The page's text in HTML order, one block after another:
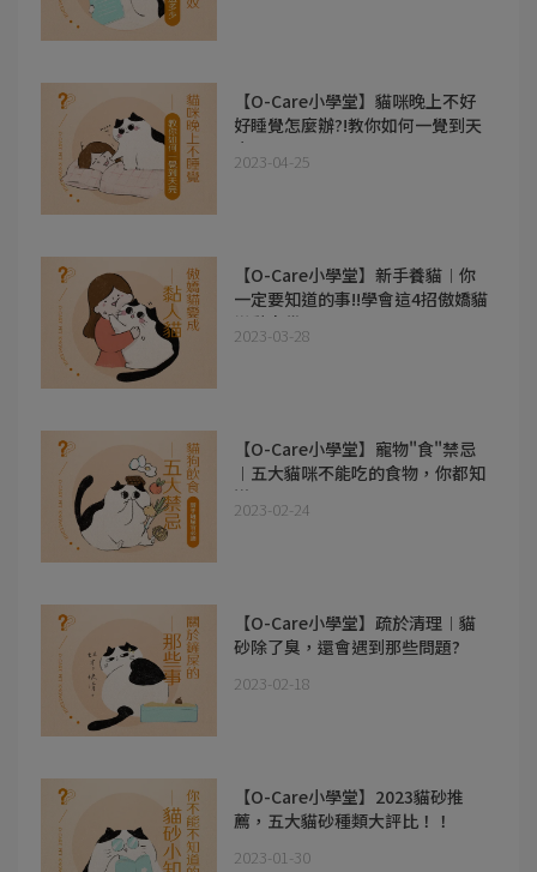
【O-Care小學堂】貓咪晚上不好
好睡覺怎麼辦?!教你如何一覺到天
亮!!
2023-04-25
【O-Care小學堂】新手養貓︱你
一定要知道的事!!學會這4招傲嬌貓
變黏人貓!!
2023-03-28
【O-Care小學堂】寵物"食"禁忌
︱五大貓咪不能吃的食物，你都知
道嗎?
2023-02-24
【O-Care小學堂】疏於清理︱貓
砂除了臭，還會遇到那些問題?
2023-02-18
【O-Care小學堂】2023貓砂推
薦，五大貓砂種類大評比！！
2023-01-30